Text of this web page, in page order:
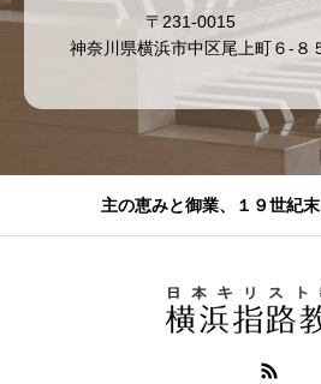
〒231-0015
神奈川県横浜市中区尾上町６-８
主の恵みと御業、１９世紀